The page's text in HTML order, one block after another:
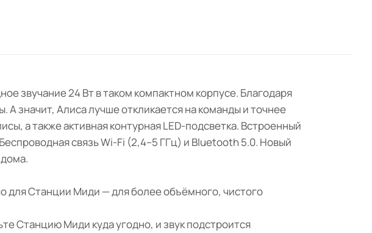
звучание 24 Вт в таком компактном корпусе. Благодаря
значит, Алиса лучше откликается на команды и точнее
а также активная контурная LED-подсветка. Встроенный
связь Wi-Fi (2,4–5 ГГц) и Bluetooth 5.0. Новый
для Станции Миди — для более объёмного, чистого
Станцию Миди куда угодно, и звук подстроится